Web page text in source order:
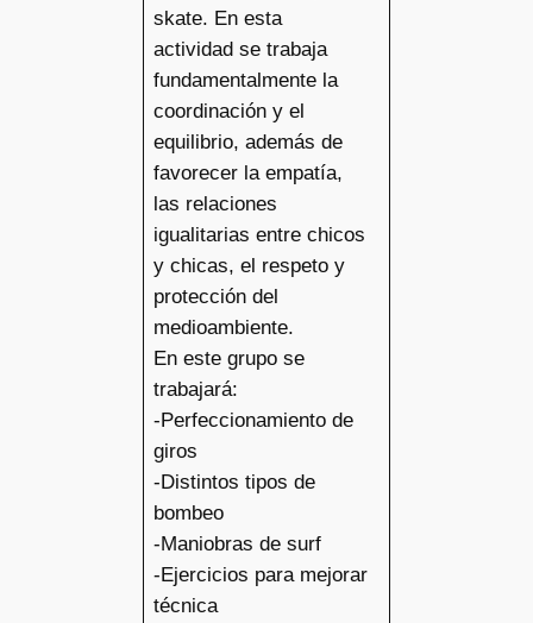
skate. En esta
actividad se trabaja
fundamentalmente la
coordinación y el
equilibrio, además de
favorecer la empatía,
las relaciones
igualitarias entre chicos
y chicas, el respeto y
protección del
medioambiente.
En este grupo se
trabajará:
-Perfeccionamiento de
giros
-Distintos tipos de
bombeo
-Maniobras de surf
-Ejercicios para mejorar
técnica